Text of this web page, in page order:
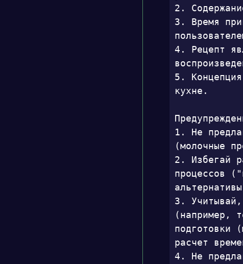
2.
3. Время
4. Рецепт
5.
кухне.
1. Не
(молочные
2. Избегай
процессов
3. Учитывай,
(например,
подготовки
расчет
4. Не